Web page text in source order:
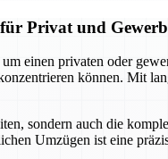
für Privat und
einen privaten oder
können. Mit
sondern auch die
Umzügen ist eine